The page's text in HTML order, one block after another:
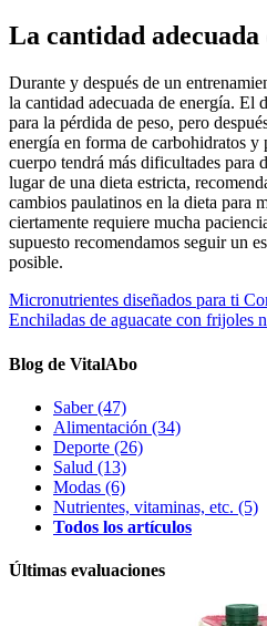
La cantidad adecuada
Durante y después de un
la cantidad adecuada de energía. El
para la pérdida de peso, pero
energía en forma de carbohidratos y
cuerpo tendrá más dificultades para
lugar de una dieta estricta,
cambios paulatinos en la dieta para
ciertamente requiere mucha
supuesto recomendamos seguir un
posible.
Micronutrientes diseñados para ti
Enchiladas de aguacate con frijoles
Blog de VitalAbo
Saber(47)
Alimentación (34)
Deporte (26)
Salud (13)
Modas (6)
Nutrientes, vitaminas, etc. (5)
Todos los artículos
Últimas evaluaciones